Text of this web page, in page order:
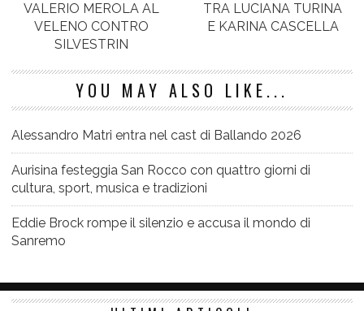
VALERIO MEROLA AL
VELENO CONTRO
SILVESTRIN
TRA LUCIANA TURINA
E KARINA CASCELLA
YOU MAY ALSO LIKE...
Alessandro Matri entra nel cast di Ballando 2026
Aurisina festeggia San Rocco con quattro giorni di
cultura, sport, musica e tradizioni
Eddie Brock rompe il silenzio e accusa il mondo di
Sanremo